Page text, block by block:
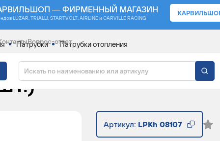
— ФИРМЕННЫЙ МАГАЗИН
LUZAR, TRIALLI, STARTVOLT, AIRLINE и CARVILLE RACING
Вопрос-ответ
Патрубки Патрубки отопления
А/М HYUNDAI
Артикул: LPKh 08107